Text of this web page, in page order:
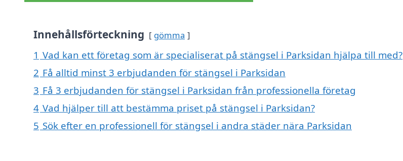
Innehållsförteckning gömma
1 Vad kan ett företag som är specialiserat på stängsel i Parksidan hjälpa till med?
2 Få alltid minst 3 erbjudanden för stängsel i Parksidan
3 Få 3 erbjudanden för stängsel i Parksidan från professionella företag
4 Vad hjälper till att bestämma priset på stängsel i Parksidan?
5 Sök efter en professionell för stängsel i andra städer nära Parksidan